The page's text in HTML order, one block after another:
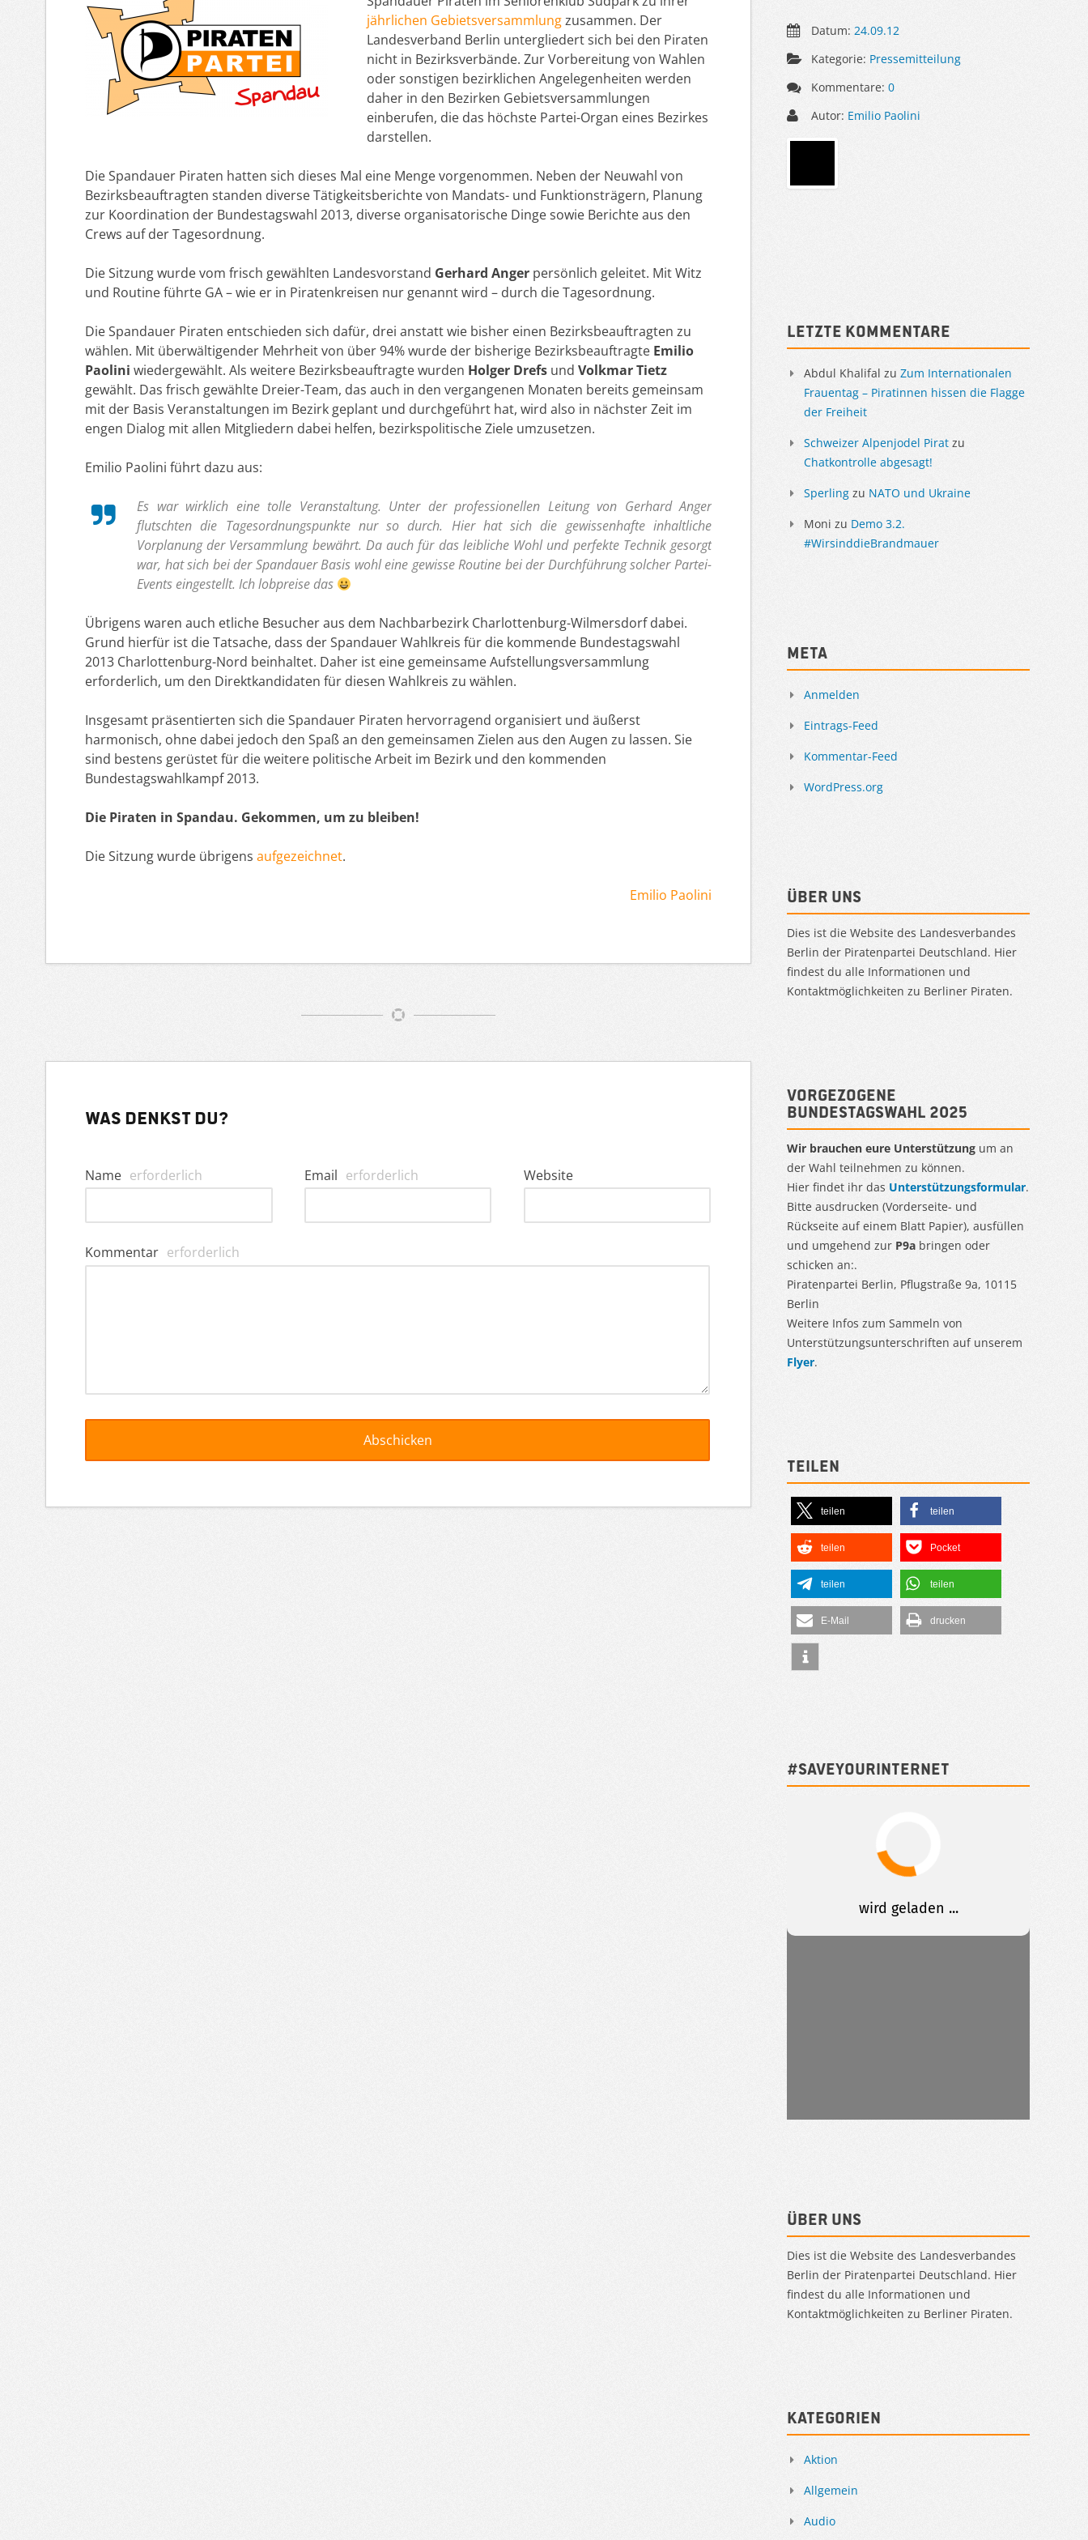
jährlichen Gebietsversammlungzusammen. Der
Landesverband Berlin untergliedert sich bei den Piraten
nicht in Bezirksverbände. Zur Vorbereitung von Wahlen
oder sonstigen bezirklichen Angelegenheiten werden
daher in den Bezirken Gebietsversammlungen
einberufen, die das höchste Partei-Organ eines Bezirkes
darstellen.
Die Spandauer Piraten hatten sich dieses Mal eine Menge vorgenommen. Neben der Neuwahl von
Bezirksbeauftragten standen diverse Tätigkeitsberichte von Mandats- und Funktionsträgern, Planung
zur Koordination der Bundestagswahl 2013, diverse organisatorische Dinge sowie Berichte aus den
Crews auf der Tagesordnung.
Die Sitzung wurde vom frisch gewählten Landesvorstand Gerhard Anger persönlich geleitet. Mit Witz
und Routine führte GA – wie er in Piratenkreisen nur genannt wird – durch die Tagesordnung.
Die Spandauer Piraten entschieden sich dafür, drei anstatt wie bisher einen Bezirksbeauftragten zu
wählen. Mit überwältigender Mehrheit von über 94% wurde der bisherige Bezirksbeauftragte Emilio
Paolini wiedergewählt. Als weitere Bezirksbeauftragte wurden Holger Drefs und Volkmar Tietz
gewählt. Das frisch gewählte Dreier-Team, das auch in den vergangenen Monaten bereits gemeinsam
mit der Basis Veranstaltungen im Bezirk geplant und durchgeführt hat, wird also in nächster Zeit im
engen Dialog mit allen Mitgliedern dabei helfen, bezirkspolitische Ziele umzusetzen.
Emilio Paolini führt dazu aus:
Es war wirklich eine tolle Veranstaltung. Unter der professionellen Leitung von Gerhard Anger
flutschten die Tagesordnungspunkte nur so durch. Hier hat sich die gewissenhafte inhaltliche
Vorplanung der Versammlung bewährt. Da auch für das leibliche Wohl und perfekte Technik gesorgt
war, hat sich bei der Spandauer Basis wohl eine gewisse Routine bei der Durchführung solcher Partei-
Events eingestellt. Ich lobpreise das
Übrigens waren auch etliche Besucher aus dem Nachbarbezirk Charlottenburg-Wilmersdorf dabei.
Grund hierfür ist die Tatsache, dass der Spandauer Wahlkreis für die kommende Bundestagswahl
2013 Charlottenburg-Nord beinhaltet. Daher ist eine gemeinsame Aufstellungsversammlung
erforderlich, um den Direktkandidaten für diesen Wahlkreis zu wählen.
Insgesamt präsentierten sich die Spandauer Piraten hervorragend organisiert und äußerst
harmonisch, ohne dabei jedoch den Spaß an den gemeinsamen Zielen aus den Augen zu lassen. Sie
sind bestens gerüstet für die weitere politische Arbeit im Bezirk und den kommenden
Bundestagswahlkampf 2013.
Die Piraten in Spandau. Gekommen, um zu bleiben!
Die Sitzung wurde übrigens aufgezeichnet.
Emilio Paolini
Was denkst du?
Name erforderlich Email erforderlich Website
Kommentar erforderlich
Datum: 24.09.12
Kategorie: Pressemitteilung
Kommentare:0
Autor: Emilio Paolini
Letzte Kommentare
Abdul Khalifal zu Zum Internationalen
Frauentag – Piratinnen hissen die Flagge
der Freiheit
Schweizer Alpenjodel Pirat zu
Chatkontrolle abgesagt!
Sperling zu NATO und Ukraine
Moni zu Demo 3.2.
#WirsinddieBrandmauer
Meta
Anmelden
Eintrags-Feed
Kommentar-Feed
WordPress.org
Über uns
Dies ist die Website des Landesverbandes
Berlin der Piratenpartei Deutschland. Hier
findest du alle Informationen und
Kontaktmöglichkeiten zu Berliner Piraten.
Vorgezogene
Bundestagswahl 2025
Wir brauchen eure Unterstützung um an
der Wahl teilnehmen zu können.
Hier findet ihr das Unterstützungsformular.
Bitte ausdrucken (Vorderseite- und
Rückseite auf einem Blatt Papier), ausfüllen
und umgehend zur P9a bringen oder
schicken an:.
Piratenpartei Berlin, Pflugstraße 9a, 10115
Berlin
Weitere Infos zum Sammeln von
Unterstützungsunterschriften auf unserem
Flyer.
Teilen
teilen teilen
teilen Pocket
teilen teilen
E-Mail drucken
#SAVEYOURINTERNET
Über uns
Dies ist die Website des Landesverbandes
Berlin der Piratenpartei Deutschland. Hier
findest du alle Informationen und
Kontaktmöglichkeiten zu Berliner Piraten.
Kategorien
Aktion
Allgemein
Audio